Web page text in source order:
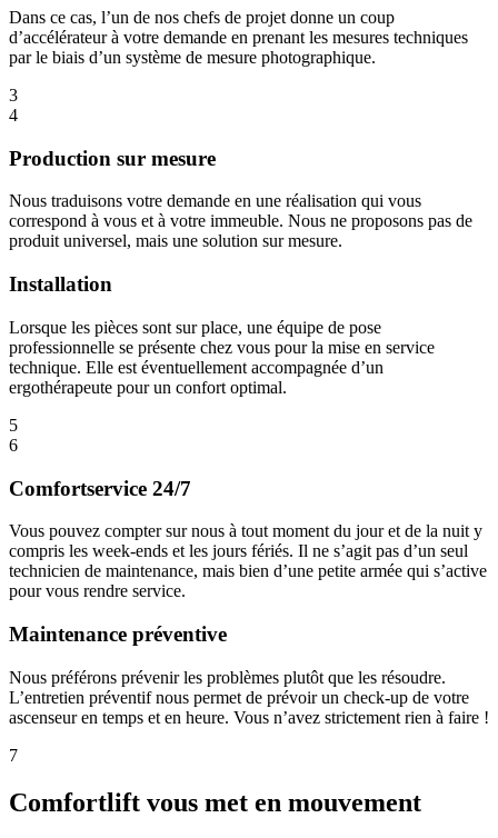
Dans ce cas, l’un de nos chefs de projet donne un coup
d’accélérateur à votre demande en prenant les mesures techniques
par le biais d’un système de mesure photographique.
3
4
Production sur mesure
Nous traduisons votre demande en une réalisation qui vous
correspond à vous et à votre immeuble. Nous ne proposons pas de
produit universel, mais une solution sur mesure.
Installation
Lorsque les pièces sont sur place, une équipe de pose
professionnelle se présente chez vous pour la mise en service
technique. Elle est éventuellement accompagnée d’un
ergothérapeute pour un confort optimal.
5
6
Comfortservice 24/7
Vous pouvez compter sur nous à tout moment du jour et de la nuit y
compris les week-ends et les jours fériés. Il ne s’agit pas d’un seul
technicien de maintenance, mais bien d’une petite armée qui s’active
pour vous rendre service.
Maintenance préventive
Nous préférons prévenir les problèmes plutôt que les résoudre.
L’entretien préventif nous permet de prévoir un check-up de votre
ascenseur en temps et en heure. Vous n’avez strictement rien à faire !
7
Comfortlift vous met en mouvement